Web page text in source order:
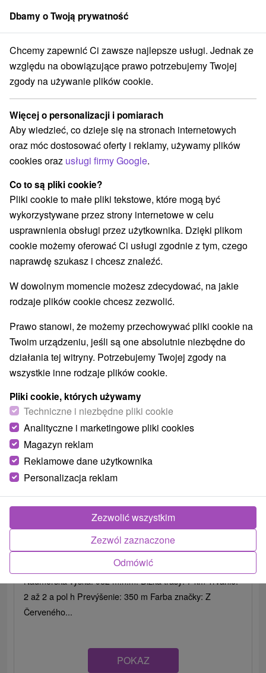
członek grupySorger
Atrakcje na Słowacji Túry a turistické chodníky Pieniny
Túry a turistické chodníky Pieniny
Kategorie
Wszystkie kategorie
Sporty (1)
Túry a turistické chodníky (2)
Amfiteatry i kina w przyrodzie
Ośrodek narciarski(2) Obiekty architektoniczne(1)
Rafting, rafting, rafting(1) Chaty górskie (1)
Skanseny(1) Jeziora, jeziora, zbiorniki wodne(1)
Loty widokowe i rejsy wycieczkowe (2)
Wieże obserwacyjne i chodniki(2)
Kościoły drewniane
Atrakcje dla dzieci(2) Muzea i galerie(1)
Atrakcje turystyczne(3) Atrakcje z adrenaliną
Wsie i miasta
Červený Kláštor(2)
Túra na Tri koruny z Červeného Kláštora
Červený Kláštor
Nadmorská výška: 982 m.n.m. Dĺžka trasy: 7 km Trvanie:
2 až 2 a pol h Prevýšenie: 350 m Farba značky: Z
Červeného...
POKAZ
Dbamy o Twoją prywatność
Chcemy zapewnić Ci zawsze najlepsze usługi. Jednak ze
względu na obowiązujące prawo potrzebujemy Twojej
zgody na używanie plików cookie.
Więcej o personalizacji i pomiarach
Aby wiedzieć, co dzieje się na stronach internetowych
oraz móc dostosować oferty i reklamy, używamy plików
cookies oraz usługi firmy Google.
Co to są pliki cookie?
Pliki cookie to małe pliki tekstowe, które mogą być
wykorzystywane przez strony internetowe w celu
usprawnienia obsługi przez użytkownika. Dzięki plikom
cookie możemy oferować Ci usługi zgodnie z tym, czego
naprawdę szukasz i chcesz znaleźć.
W dowolnym momencie możesz zdecydować, na jakie
rodzaje plików cookie chcesz zezwolić.
Prawo stanowi, że możemy przechowywać pliki cookie na
Twoim urządzeniu, jeśli są one absolutnie niezbędne do
działania tej witryny. Potrzebujemy Twojej zgody na
wszystkie inne rodzaje plików cookie.
Pliki cookie, których używamy
Techniczne i niezbędne pliki cookie
Analityczne i marketingowe pliki cookies
Magazyn reklam
Reklamowe dane użytkownika
Personalizacja reklam
Odmówić
Zezwól zaznaczone
Zezwolić wszystkim